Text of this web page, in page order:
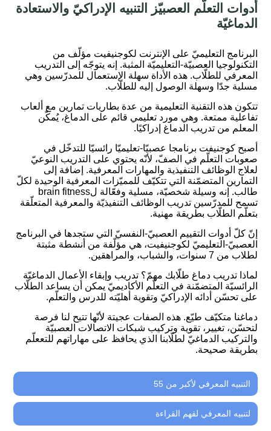
أدوات التعلّم العصبيّز التنبيه الإدراكيّ والاستعادة
الدماغيّة
البرنامج التعليميّ على الإنترنت لكوجنيفيت مؤلّف من
التكنولوجيا العصبيّة-التعليميّة المثبة. إنه يتوجّه إلى التدريب
المعرفي للطلّاب. هذه الأداة سهلة الإستعمال للمدرّسين وهي
مسلية جدّا وسهلة الوصول إليه للطلّاب.
تتكون هذه التقنية التعليمية من عدة بطاريات تمارين مع ألعاب
تفاعلية ممتعة. وهي مورد تعليمي قائم على الدماغ، يُمكّن
المعلم من تدريب الدماغ إدراكيًا.
أصبح كوجنيفت برنامجا عصبيّا-تعليميّا رائسيّا للتدخّل في
صعوبات التعلّم في الصفّ، لأنّه يحتوي على التدريب النوعيّ
لعلاج الوظائف التنفيذية والمهارات المعرفية. إضافة إلى
التمارين المتضمّنة التي تتكيّف للمميّزات المعرفية الوحيدة لكلّ
طالب. إنه وسيلة شخصيّة، مسلية وفعّالة لbrain fitness
تسمح للمدرّسين تدريب الوظائف التنفيذيّة والمعرفية المتعلّقة
بتعلّم الطلّاب بطريقة مهنية.
إنّ كلّ أدوات التقييم العصبيّ-النفسيّ التي ستجدها في البرنامج
العصبيّ-التعليميّ لكوجنيفيت، هي مؤلّفة من أنشطة مثبتة
لطلاب من 7 سنوات، والشباب، والمراهقين.
لماذا تدريب دماغ طلّابك مهمّ؟ تدريب وإبقاء الأعمال الدماغيّة
الرائسيّة المتضمّنة في التعلّم الأكاديميّ يمكن أن يساعد الطلّاب
على تحسّن أدائه الإدراكيّ وتقوية أهليّته للدرس والتعلّم.
دماغنا متكيّف طيّع. هذه الصفات عجيتة لأنّها تتيح لنا فرصة
لتحسّن، تغيير، تقوية وتركيب شبكات الاتصالات العصبيّة
والتركيب الدماغيّ لطلّابنا الذي يحافظ على مهاراتهم للتععلّم
بطريقة صحيحة.
التنبيه المعرفي لأكبر من 55
لتنبيه المعرفي لقهم القراءة